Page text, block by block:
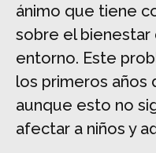
ánimo que tiene
sobre el bienestar
entorno. Este
los primeros años
aunque esto no
afectar a niños y